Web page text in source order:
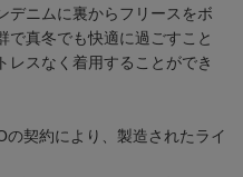
デニムに裏からフリースをボ
で真冬でも快適に過ごすこと
レスなく着用することができ
契約により、製造されたライ